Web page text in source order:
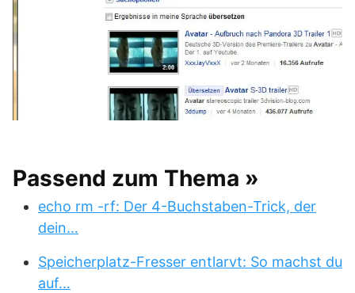
Passend zum Thema »
echo rm -rf: Der 4-Buchstaben-Trick, der
dein…
Speicherplatz-Fresser entlarvt: So machst du
auf…